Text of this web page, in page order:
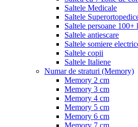
Saltele Medicale
Saltele
Saltele persoane 100+
Saltele antiescare
Saltele somiere
Saltele copii
Saltele Italiene
Numar de straturi (Memory)
Memory 2 cm
Memory 3 cm
Memory 4 cm
Memory 5 cm
Memory 6 cm
Memory 7 cm